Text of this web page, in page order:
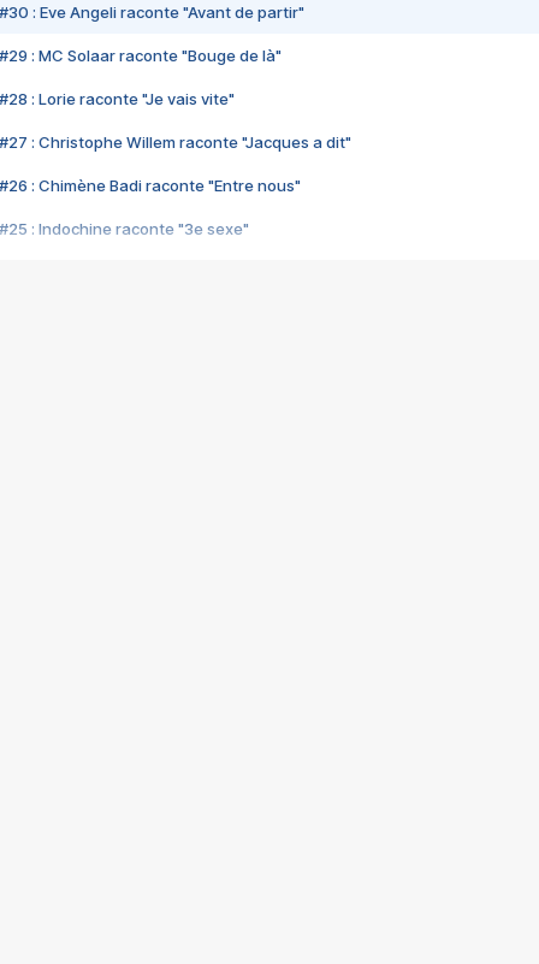
#30 : Eve Angeli raconte "Avant de partir"
#29 : MC Solaar raconte "Bouge de là"
#28 : Lorie raconte "Je vais vite"
#27 : Christophe Willem raconte "Jacques a dit"
#26 : Chimène Badi raconte "Entre nous"
#25 : Indochine raconte "3e sexe"